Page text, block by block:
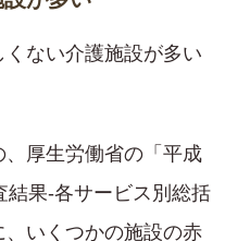
ない介護施設が多い
厚生労働省の「平成
結果-各サービス別総括
いくつかの施設の赤